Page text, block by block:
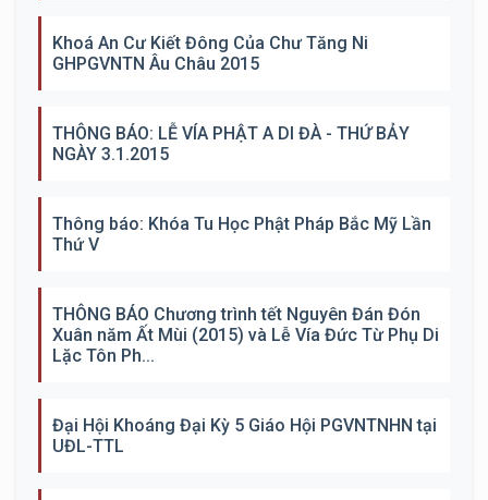
Khoá An Cư Kiết Đông Của Chư Tăng Ni
GHPGVNTN Âu Châu 2015
THÔNG BÁO: LỄ VÍA PHẬT A DI ĐÀ - THỨ BẢY
NGÀY 3.1.2015
Thông báo: Khóa Tu Học Phật Pháp Bắc Mỹ Lần
Thứ V
THÔNG BÁO Chương trình tết Nguyên Đán Đón
Xuân năm Ất Mùi (2015) và Lễ Vía Đức Từ Phụ Di
Lặc Tôn Ph...
Đại Hội Khoáng Đại Kỳ 5 Giáo Hội PGVNTNHN tại
UĐL-TTL